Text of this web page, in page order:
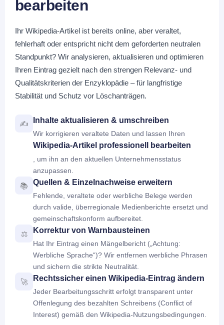
bearbeiten
Ihr Wikipedia-Artikel ist bereits online, aber veraltet,
fehlerhaft oder entspricht nicht dem geforderten neutralen
Standpunkt? Wir analysieren, aktualisieren und optimieren
Ihren Eintrag gezielt nach den strengen Relevanz- und
Qualitätskriterien der Enzyklopädie – für langfristige
Stabilität und Schutz vor Löschanträgen.
✍️ Inhalte aktualisieren & umschreiben
Wir korrigieren veraltete Daten und lassen Ihren
Wikipedia-Artikel professionell bearbeiten
, um ihn an den aktuellen Unternehmensstatus
anzupassen.
📚 Quellen & Einzelnachweise erweitern
Fehlende, veraltete oder werbliche Belege werden
durch valide, überregionale Medienberichte ersetzt und
gemeinschaftskonform aufbereitet.
⚖️ Korrektur von Warnbausteinen
Hat Ihr Eintrag einen Mängelbericht („Achtung:
Werbliche Sprache“)? Wir entfernen werbliche Phrasen
und sichern die strikte Neutralität.
🚀 Rechtssicher einen Wikipedia-Eintrag ändern
Jeder Bearbeitungsschritt erfolgt transparent unter
Offenlegung des bezahlten Schreibens (Conflict of
Interest) gemäß den Wikipedia-Nutzungsbedingungen.